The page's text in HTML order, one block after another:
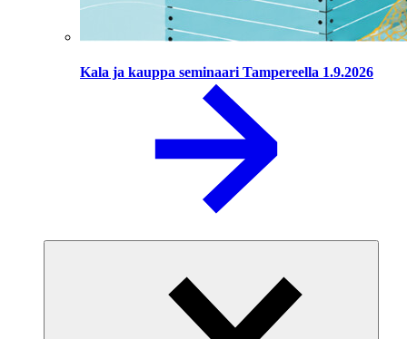
Kala ja kauppa seminaari Tampereella 1.9.2026